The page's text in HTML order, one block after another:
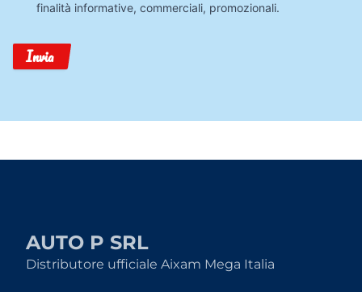
finalità informative, commerciali, promozionali.
Invia
AUTO P SRL
Distributore ufficiale Aixam Mega Italia